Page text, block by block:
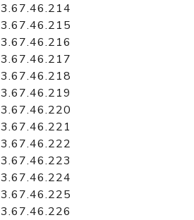
3.67.46.214
3.67.46.215
3.67.46.216
3.67.46.217
3.67.46.218
3.67.46.219
3.67.46.220
3.67.46.221
3.67.46.222
3.67.46.223
3.67.46.224
3.67.46.225
3.67.46.226